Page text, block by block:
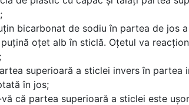
bicarbonat de sodiu în partea de jos
oțet alb în sticlă. Oțetul va
superioară a sticlei invers în
în jos;
că partea superioară a sticlei este